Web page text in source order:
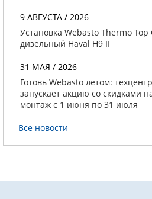
9 АВГУСТА / 2026
Установка Webasto Thermo
дизельный Haval H9 II
31 МАЯ / 2026
Готовь Webasto летом:
запускает акцию со скидками
монтаж с 1 июня по 31 июля
Все новости